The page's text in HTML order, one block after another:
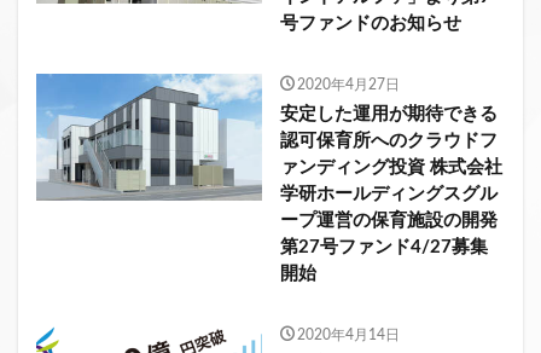
号ファンドのお知らせ
2020年4月27日
安定した運用が期待できる
認可保育所へのクラウドフ
ァンディング投資 株式会社
学研ホールディングスグル
ープ運営の保育施設の開発
第27号ファンド4/27募集
開始
2020年4月14日